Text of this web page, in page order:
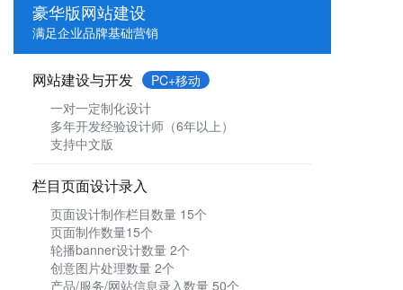
豪华版网站建设
满足企业品牌基础营销
网站建设与开发
PC+移动
一对一定制化设计
多年开发经验设计师（6年以上）
支持中文版
栏目页面设计录入
页面设计制作栏目数量 15个
页面制作数量15个
轮播banner设计数量 2个
创意图片处理数量 2个
产品/服务/网站信息录入数量 50个